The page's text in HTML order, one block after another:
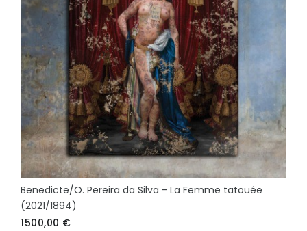
Benedicte/O. Pereira da Silva - La Femme tatouée
(2021/1894)
1500,00 €